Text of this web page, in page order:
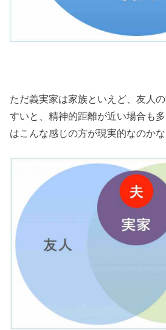
ただ義実家は家族といえど、友人
すいと、精神的距離が近い場合も
はこんな感じの方が現実的なのかな